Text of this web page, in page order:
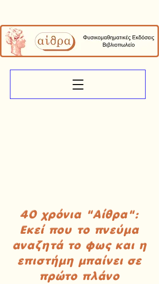
40 χρόνια "Αίθρα":
Εκεί που το πνεύμα
αναζητά το φως και η
επιστήμη μπαίνει σε
πρώτο πλάνο